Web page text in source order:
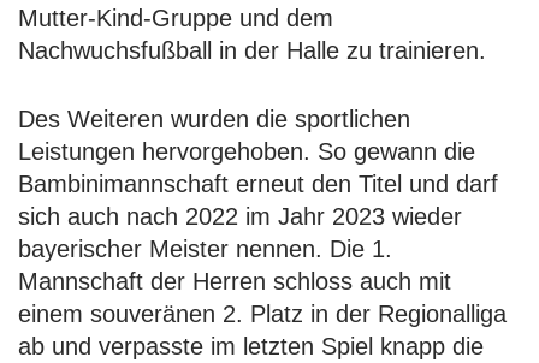
Mutter-Kind-Gruppe und dem
Nachwuchsfußball in der Halle zu trainieren.
Des Weiteren wurden die sportlichen
Leistungen hervorgehoben. So gewann die
Bambinimannschaft erneut den Titel und darf
sich auch nach 2022 im Jahr 2023 wieder
bayerischer Meister nennen. Die 1.
Mannschaft der Herren schloss auch mit
einem souveränen 2. Platz in der Regionalliga
ab und verpasste im letzten Spiel knapp die